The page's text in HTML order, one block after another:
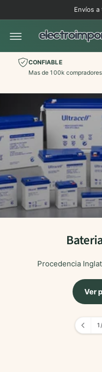
c
o
n
o
Envíos
CONFIABLE
Mas de 100k compradores
Procedencia
Ver
1/